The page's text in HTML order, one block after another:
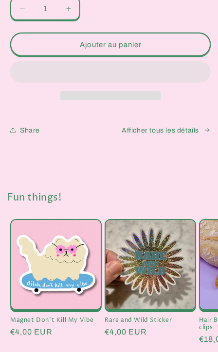
Réduire
la
quantité
Elements
Augmenter
la
quantité
Elements
Ajouter au panier
Share Afficher tous les détails
Fun things!
Magnet Don't Kill My Vibe
Prix
€4,00 EUR
Rare and Wild Sticker
Prix
€4,00 EUR
Hair
clips
Prix